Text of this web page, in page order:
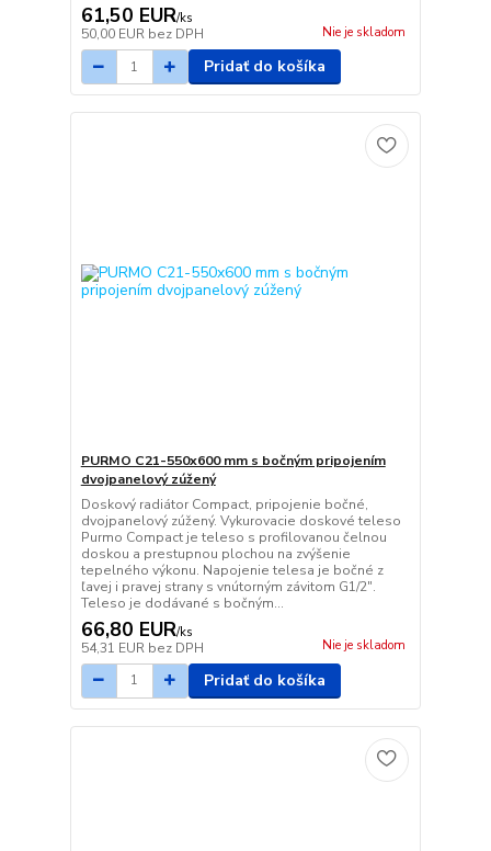
61,50 EUR/ks
50,00 EUR bez DPH Nie je skladom
Pridať do košíka
PURMO C21-550x600 mm s bočným pripojením
dvojpanelový zúžený
Doskový radiátor Compact, pripojenie bočné,
dvojpanelový zúžený. Vykurovacie doskové teleso
Purmo Compact je teleso s profilovanou čelnou
doskou a prestupnou plochou na zvýšenie
tepelného výkonu. Napojenie telesa je bočné z
ľavej i pravej strany s vnútorným závitom G1/2".
Teleso je dodávané s bočným...
66,80 EUR/ks
54,31 EUR bez DPH Nie je skladom
Pridať do košíka